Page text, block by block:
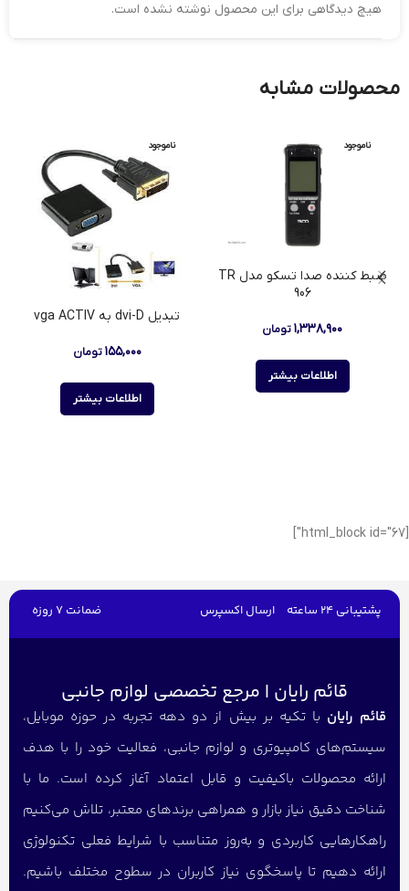
هیچ دیدگاهی برای این محصول نوشته نشده است.
محصولات مشابه
ناموجود
ضبط کننده صدا تسکو مدل TR
906
۱,۳۳۸,۹۰۰تومان
اطلاعات بیشتر
ناموجود
تبدیل dvi-D به vga ACTIV
۱۵۵,۰۰۰ تومان
اطلاعات بیشتر
[html_block id="67"]
پشتیبانی 24 ساعته ارسال اکسپرس ضمانت 7 روزه
قائم رایان | مرجع تخصصی لوازم جانبی
قائم رایان با تکیه بر بیش از دو دهه تجربه در حوزه موبایل،
سیستم‌های کامپیوتری و لوازم جانبی، فعالیت خود را با هدف
ارائه محصولات باکیفیت و قابل اعتماد آغاز کرده است. ما با
شناخت دقیق نیاز بازار و همراهی برندهای معتبر، تلاش می‌کنیم
راهکارهایی کاربردی و به‌روز متناسب با شرایط فعلی تکنولوژی
ارائه دهیم تا پاسخگوی نیاز کاربران در سطوح مختلف باشیم.